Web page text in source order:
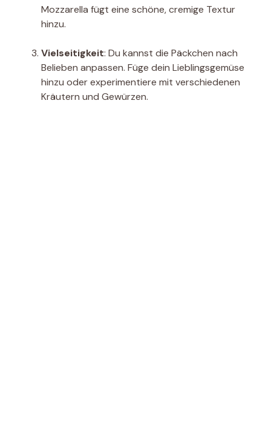
Mozzarella fügt eine schöne, cremige Textur
hinzu.
Vielseitigkeit: Du kannst die Päckchen nach
Belieben anpassen. Füge dein Lieblingsgemüse
hinzu oder experimentiere mit verschiedenen
Kräutern und Gewürzen.